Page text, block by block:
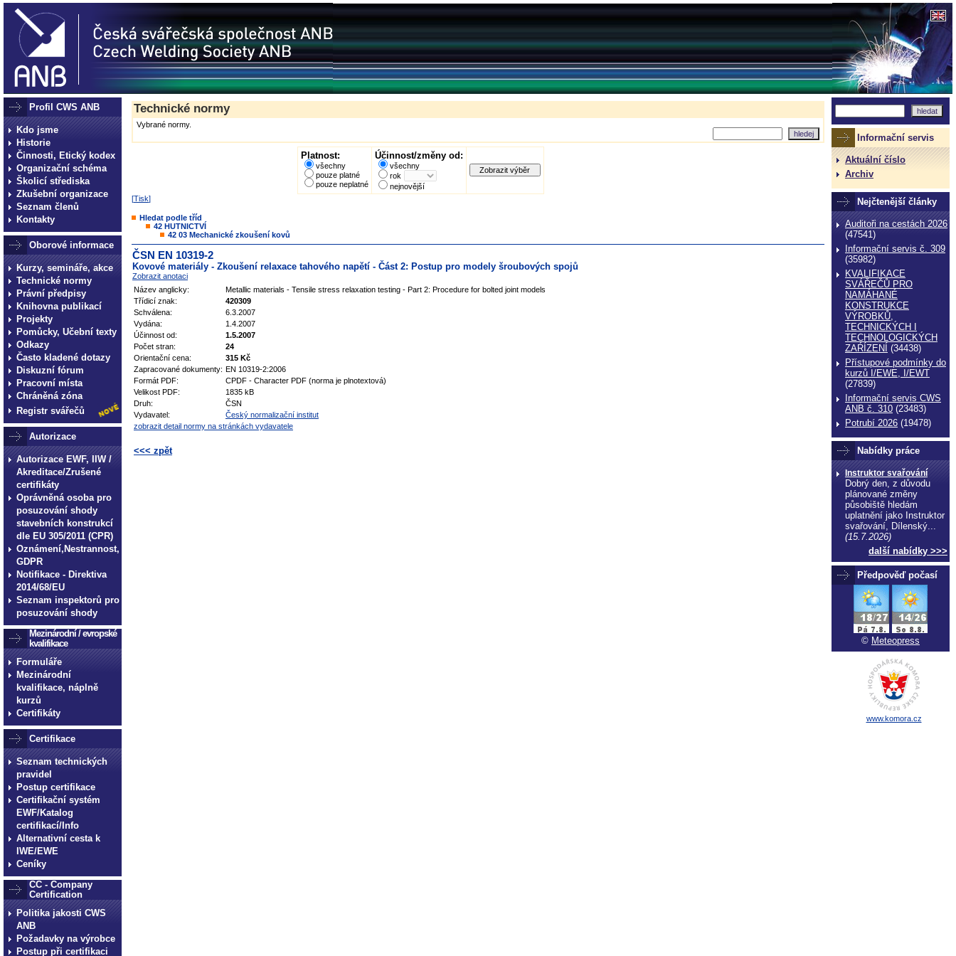
Profil CWS ANB
Kdo jsme
Historie
Činnosti, Etický kodex
Organizační schéma
Školicí střediska
Zkušební organizace
Seznam členů
Kontakty
Oborové informace
Kurzy, semináře, akce
Technické normy
Právní předpisy
Knihovna publikací
Projekty
Pomůcky, Učební texty
Odkazy
Často kladené dotazy
Diskuzní fórum
Pracovní místa
Chráněná zóna
Registr svářečů
Autorizace
Autorizace EWF, IIW /
Akreditace/Zrušené
certifikáty
Oprávněná osoba pro
posuzování shody
stavebních konstrukcí
dle EU 305/2011 (CPR)
Oznámení,Nestrannost,
GDPR
Notifikace - Direktiva
2014/68/EU
Seznam inspektorů pro
posuzování shody
Mezinárodní / evropské
kvalifikace
Formuláře
Mezinárodní
kvalifikace, náplně
kurzů
Certifikáty
Certifikace
Seznam technických
pravidel
Postup certifikace
Certifikační systém
EWF/Katalog
certifikací/Info
Alternativní cesta k
IWE/EWE
Ceníky
CC - Company
Certification
Politika jakosti CWS
ANB
Požadavky na výrobce
Postup při certifikaci
Technické normy
Vybrané normy.
Platnost:
všechny
pouze platné
pouze neplatné
Účinnost/změny od:
všechny
rok
nejnovější
[Tisk]
Hledat podle tříd
42 HUTNICTVÍ
42 03 Mechanické zkoušení kovů
ČSN EN 10319-2
Kovové materiály - Zkoušení relaxace tahového napětí - Část 2: Postup pro modely šroubových spojů
Zobrazit anotaci
Název anglicky:
Metallic materials - Tensile stress relaxation testing - Part 2: Procedure for bolted joint models
Třídicí znak:
420309
Schválena:
6.3.2007
Vydána:
1.4.2007
Účinnost od:
1.5.2007
Počet stran:
24
Orientační cena:
315 Kč
Zapracované dokumenty: EN 10319-2:2006
Formát PDF:
CPDF - Character PDF (norma je plnotextová)
Velikost PDF:
1835 kB
Druh:
ČSN
Vydavatel:
Český normalizační institut
zobrazit detail normy na stránkách vydavatele
<<< zpět
Informační servis
Aktuální číslo
Archiv
Nejčtenější články
Auditoři na cestách 2026
(47541)
Informační servis č. 309
(35982)
KVALIFIKACE
SVÁŘEČŮ PRO
NAMÁHANÉ
KONSTRUKCE
VÝROBKŮ,
TECHNICKÝCH I
TECHNOLOGICKÝCH
ZAŔÍZENÍ (34438)
Přístupové podmínky do
kurzů I/EWE, I/EWT
(27839)
Informační servis CWS
ANB č. 310 (23483)
Potrubí 2026 (19478)
Nabídky práce
Instruktor svařování
Dobrý den, z důvodu
plánované změny
působiště hledám
uplatnění jako Instruktor
svařování, Dílenský...
(15.7.2026)
další nabídky >>>
Předpověď počasí
© Meteopress
www.komora.cz